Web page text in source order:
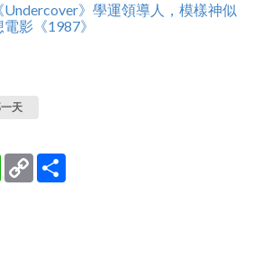
》學運領導人，模樣神似
影《1987》
天
WhatsApp
Copy
Link